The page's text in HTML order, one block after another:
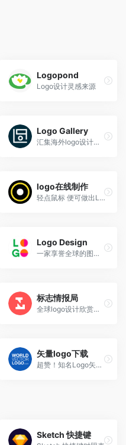
Logopond
Logo设计灵感来源
Logo Gallery
汇集海外logo设计的设计库网站。特点是上传自己制作的logo会得到各种各样人的评价。
logo在线制作
轻点鼠标 便可做出LOGO
Logo Design
一家享誉全球的图形和标志设计机构，来自英国
标志情报局
全球logo设计欣赏，主打新闻资讯
矢量logo下载
超赞！知名Logo矢量资源下载
Sketch 快捷键